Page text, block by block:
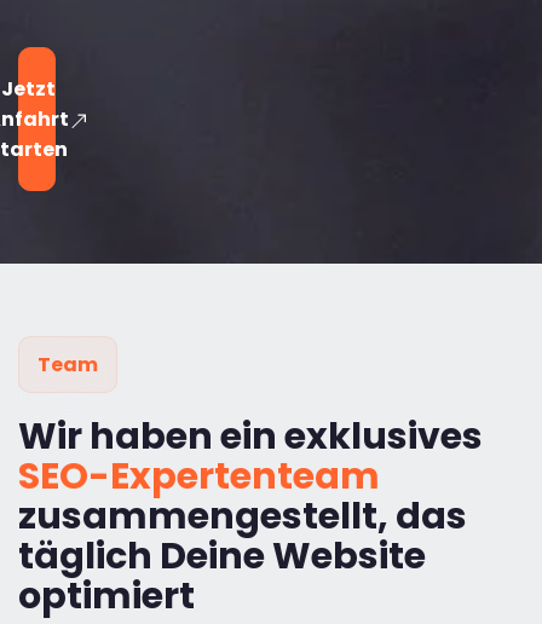
Jetzt
Team
Wir haben ein exklusives
SEO-Expertenteam
zusammengestellt, das
täglich Deine Website
optimiert